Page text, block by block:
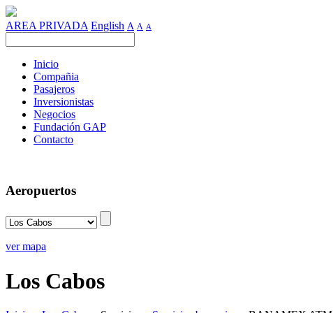
AREA PRIVADA English A A A
Inicio
Compañia
Pasajeros
Inversionistas
Negocios
Fundación GAP
Contacto
Aeropuertos
ver mapa
Los Cabos